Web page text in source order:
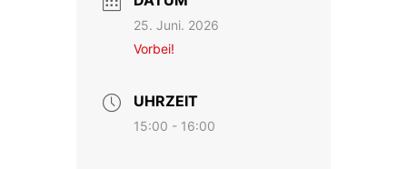
25. Juni. 2026
Vorbei!
UHRZEIT
15:00 - 16:00